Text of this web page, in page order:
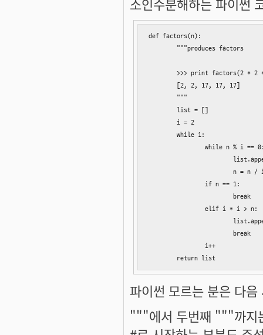
def factors(n):
        list = []
        i = 2
        while 1:
while n % i ==
n = n /
                if n == 1:
                        break
elif i * i > n:
                        break
                i++
        return list
파이썬 모르는 분은 다
"""에서 두번째 """까지